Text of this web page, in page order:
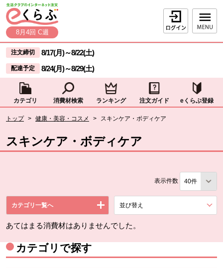
ページの先頭です。
本文へジャンプする。
8月4回 C週
ログイン
ここからサイト内共通メニューです。
サイト内共通メニューをスキップする
注文締切 8/17(月)～8/22(土)
配達予定 8/24(月)～8/29(土)
カテゴリ 消費材検索 ランキング 注文ガイド eくらぶ登録
トップ > 健康・美容・コスメ > スキンケア・ボディケア
スキンケア・ボディケア
表示件数
カテゴリ一覧へ 並び替え
あてはまる消費材はありませんでした。
カテゴリで探す